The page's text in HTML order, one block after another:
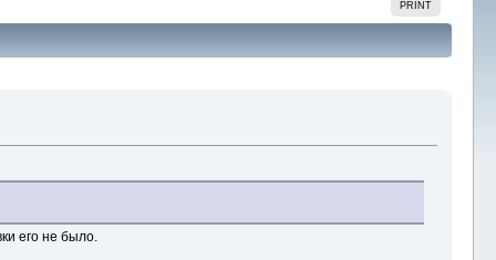
PRINT
его не было.